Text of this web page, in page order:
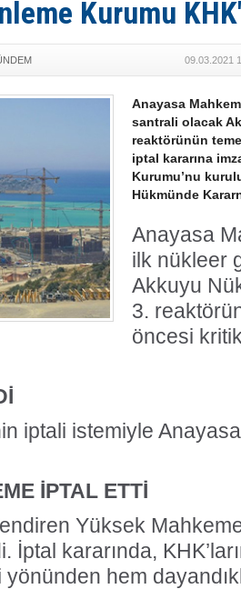
Taksi
Kurumu
09.03.2021
Anayasa
santrali olacak
reaktörünün
iptal kararına
Kurumu’nu
Hükmünde
Anayasa
ilk nükleer
Akkuyu
3.
öncesi
iptali istemiyle
İPTAL ETTİ
Yüksek
İptal kararında,
hem